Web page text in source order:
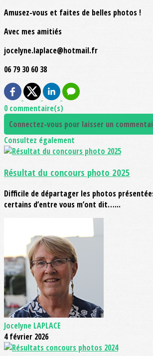
Amusez-vous et faites de belles photos !
Avec mes amitiés
jocelyne.laplace@hotmail.fr
06 79 30 60 38
0 commentaire(s)
Connectez-vous pour laisser un
Consultez également
Résultat du concours photo 2025
Difficile de départager les photos
certains d’entre vous m’ont dit…...
Jocelyne LAPLACE
4 février 2026